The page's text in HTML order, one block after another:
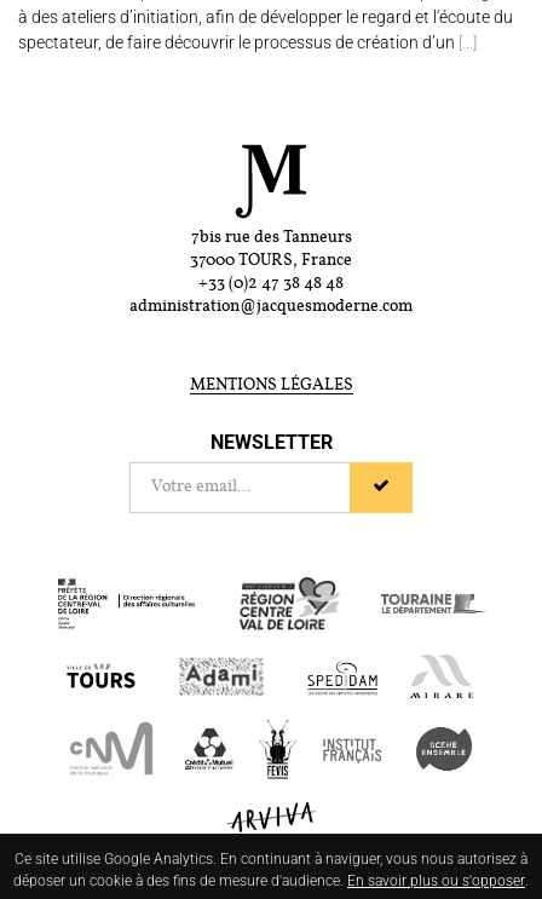
Ce site utilise Google Analytics. En continuant à naviguer, vous nous autorisez à
déposer un cookie à des fins de mesure d'audience. En savoir plus ou s'opposer.
à des ateliers d’initiation, afin de développer le regard et l'écoute du
spectateur, de faire découvrir le processus de création d’un [...]
7bis rue des Tanneurs
37000 TOURS, France
+33 (0)2 47 38 48 48
administration@jacquesmoderne.com
MENTIONS LÉGALES
NEWSLETTER